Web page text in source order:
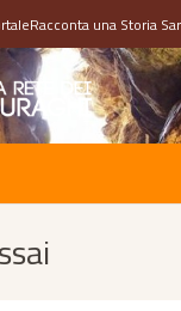
Racconta una Storia